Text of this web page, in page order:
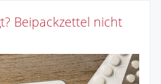
Beipackzettel nicht